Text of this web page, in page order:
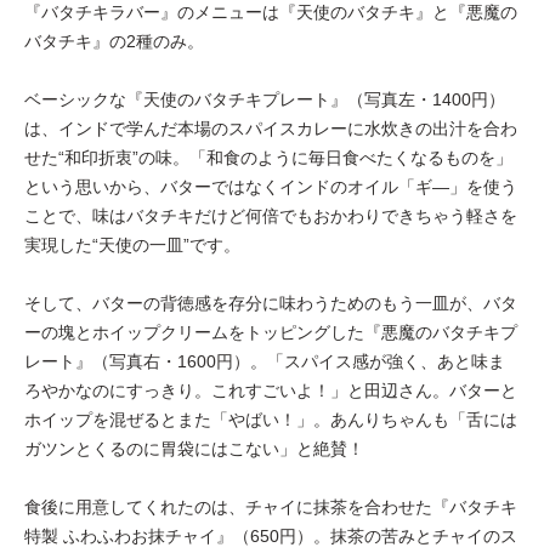
『バタチキラバー』のメニューは『天使のバタチキ』と『悪魔の
バタチキ』の2種のみ。
ベーシックな『天使のバタチキプレート』（写真左・1400円）
は、インドで学んだ本場のスパイスカレーに水炊きの出汁を合わ
せた“和印折衷”の味。「和食のように毎日食べたくなるものを」
という思いから、バターではなくインドのオイル「ギ―」を使う
ことで、味はバタチキだけど何倍でもおかわりできちゃう軽さを
実現した“天使の一皿”です。
そして、バターの背徳感を存分に味わうためのもう一皿が、バタ
ーの塊とホイップクリームをトッピングした『悪魔のバタチキプ
レート』（写真右・1600円）。「スパイス感が強く、あと味ま
ろやかなのにすっきり。これすごいよ！」と田辺さん。バターと
ホイップを混ぜるとまた「やばい！」。あんりちゃんも「舌には
ガツンとくるのに胃袋にはこない」と絶賛！
食後に用意してくれたのは、チャイに抹茶を合わせた『バタチキ
特製 ふわふわお抹チャイ』（650円）。抹茶の苦みとチャイのス